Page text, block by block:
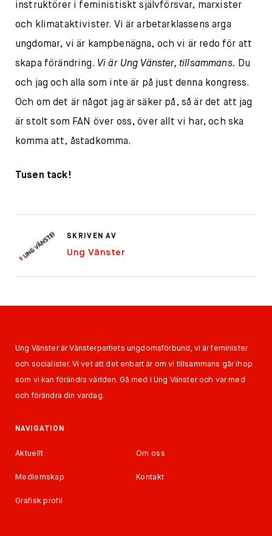
instruktörer i feministiskt självförsvar, marxister
och klimataktivister. Vi är arbetarklassens arga
ungdomar, vi är kampbenägna, och vi är redo för att
skapa förändring. Vi är Ung Vänster, tillsammans. Du
och jag och alla som inte är på just denna kongress.
Och om det är något jag är säker på, så är det att jag
är stolt som FAN över oss, över allt vi har, och ska
komma att, åstadkomma.
Tusen tack!
SKRIVEN AV
Ung Vänster
Ung Vänster är Vänsterpartiets ungdomsförbund, vi är feminister
och socialister. Vi vet att det enbart är om vi tillsammans går ihop
som vi kan förändra världen. Gå med i Ung Vänster och var med
och förändra din vardag.
NAVIGATION
Aktuellt Om oss
Medlemskap Kontakt
Grafisk profil